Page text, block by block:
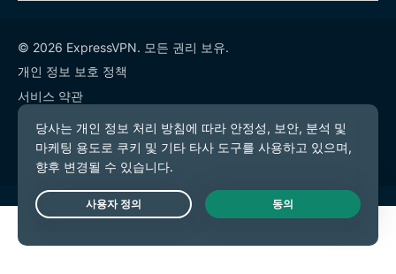
© 2026 ExpressVPN. 모든 권리 보유.
개인 정보 보호 정책
서비스 약관
쿠키 기본 설정
Live Chat